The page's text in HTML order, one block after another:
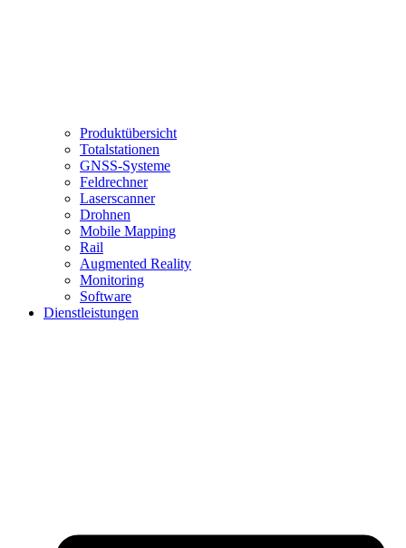
Produktübersicht
Totalstationen
GNSS-Systeme
Feldrechner
Laserscanner
Drohnen
Mobile Mapping
Rail
Augmented Reality
Monitoring
Software
Dienstleistungen